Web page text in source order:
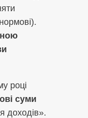
році
суми
доходів».